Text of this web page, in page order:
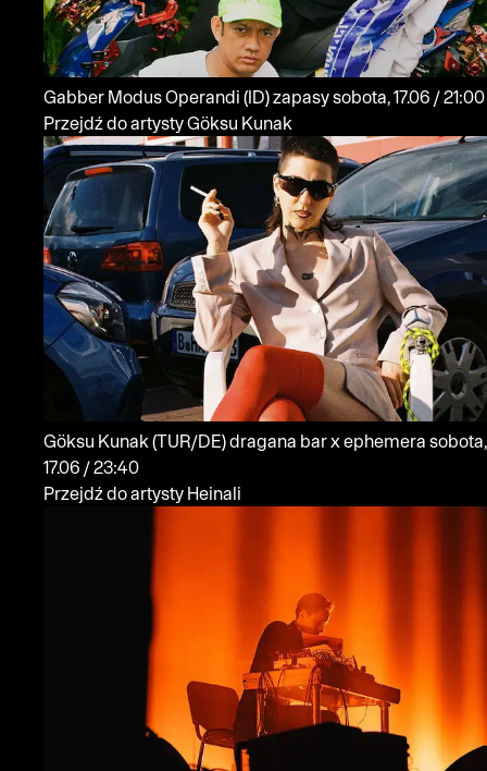
Gabber Modus Operandi (ID)zapasy
sobota, 17.06 / 21:00
Przejdź do artysty Göksu Kunak
Göksu Kunak(TUR/DE)dragana bar x ephemera sobota,
17.06 / 23:40
Przejdź do artysty Heinali